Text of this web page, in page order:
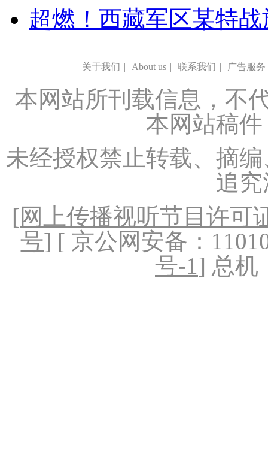
超燃！西藏军区某特
关于我们 | About us | 联系我们 | 广告服务
本网站所刊载信息，不
本网站稿
未经授权禁止转载、摘
追
[网上传播视听节目许可
号] [ 京公网安备：
号-1] 总机